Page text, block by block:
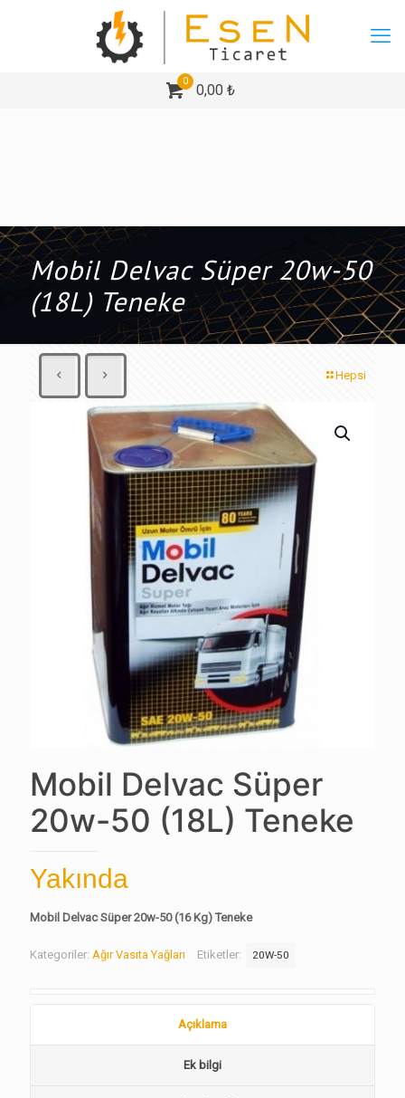
0
0,00 ₺
Mobil Delvac Süper 20w-50
(18L) Teneke
Hepsi
Mobil Delvac Süper
20w-50 (18L) Teneke
Yakında
Mobil Delvac Süper 20w-50 (16 Kg) Teneke
Kategoriler: Ağır Vasıta Yağları Etiketler: 20W-50
Açıklama
Ek bilgi